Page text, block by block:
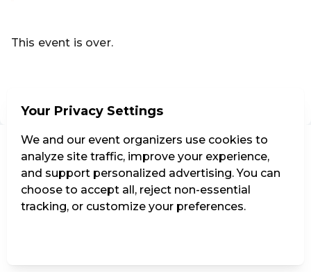
This event is over.
Your Privacy Settings
We and our event organizers use cookies to
analyze site traffic, improve your experience,
and support personalized advertising. You can
choose to accept all, reject non-essential
tracking, or customize your preferences.